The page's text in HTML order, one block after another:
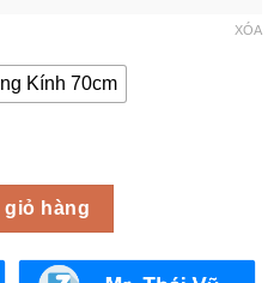
Kính 70cm
XÓA
số lượng
giỏ hàng